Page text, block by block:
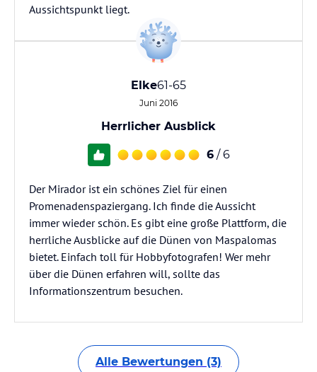
Aussichtspunkt liegt.
Elke61-65
Juni 2016
Herrlicher Ausblick
6 / 6
Der Mirador ist ein schönes Ziel für einen
Promenadenspaziergang. Ich finde die Aussicht
immer wieder schön. Es gibt eine große Plattform, die
herrliche Ausblicke auf die Dünen von Maspalomas
bietet. Einfach toll für Hobbyfotografen! Wer mehr
über die Dünen erfahren will, sollte das
Informationszentrum besuchen.
Alle Bewertungen (3)